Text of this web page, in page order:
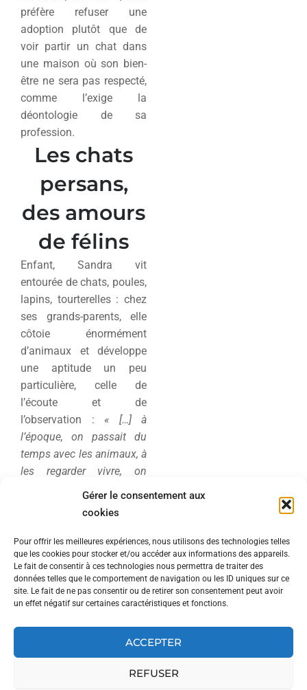
Gérer le consentement aux
cookies
Pour offrir les meilleures expériences, nous utilisons des technologies telles
que les cookies pour stocker et/ou accéder aux informations des appareils.
Le fait de consentir à ces technologies nous permettra de traiter des
données telles que le comportement de navigation ou les ID uniques sur ce
site. Le fait de ne pas consentir ou de retirer son consentement peut avoir
un effet négatif sur certaines caractéristiques et fonctions.
ACCEPTER
REFUSER
préfère refuser une
adoption plutôt que de
voir partir un chat dans
une maison où son bien-
être ne sera pas respecté,
comme l’exige la
déontologie de sa
profession.
Les chats
persans,
des amours
de félins
Enfant, Sandra vit
entourée de chats, poules,
lapins, tourterelles : chez
ses grands-parents, elle
côtoie énormément
d’animaux et développe
une aptitude un peu
particulière, celle de
l’écoute et de
l’observation : « […] à
l’époque, on passait du
temps avec les animaux, à
les regarder vivre, on
n’avait pas les réseaux
sociaux, mais on avait une
réalité […]» raconte-t-elle
tout en jetant un œil à
trois loustics faisant la
bagarre entre ses jambes.
Quoiqu’il en soit, Sandra
apprend ainsi, au fil de sa
jeunesse,« à comprendre
Adulte,